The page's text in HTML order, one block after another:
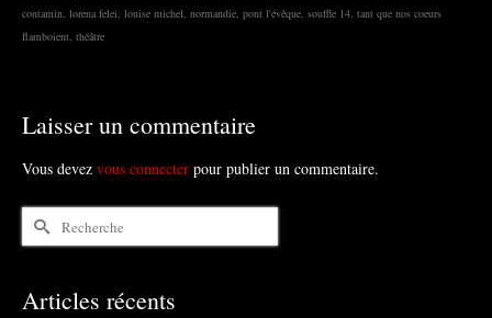
contamin, lorena felei, louise michel, normandie, pont l'évêque, souffle 14, tant que nos coeurs
flamboient, théâtre
Laisser un commentaire
Vous devez vous connecter pour publier un commentaire.
Rechercher :
Articles récents